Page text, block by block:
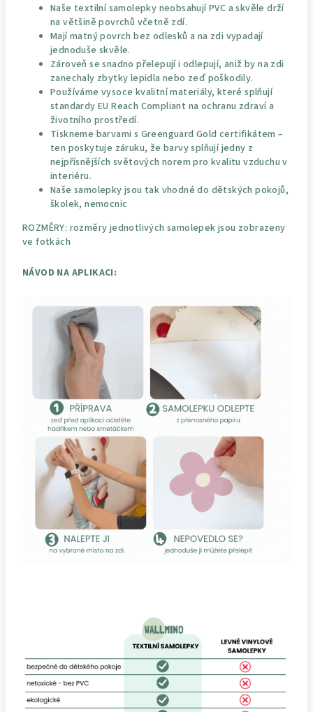
Naše textilní samolepky neobsahují PVC a skvěle drží
na většině povrchů včetně zdí.
Mají matný povrch bez odlesků a na zdi vypadají
jednoduše skvěle.
Zároveň se snadno přelepují i odlepují, aniž by na zdi
zanechaly zbytky lepidla nebo zeď poškodily.
Používáme vysoce kvalitní materiály, které splňují
standardy EU Reach Compliant na ochranu zdraví a
životního prostředí.
Tiskneme barvami s Greenguard Gold certifikátem –
ten poskytuje záruku, že barvy splňují jedny z
nejpřísnějších světových norem pro kvalitu vzduchu v
interiéru.
Naše samolepky jsou tak vhodné do dětských pokojů,
školek, nemocnic
ROZMĚRY: rozměry jednotlivých samolepek jsou zobrazeny
ve fotkách
NÁVOD NA APLIKACI: